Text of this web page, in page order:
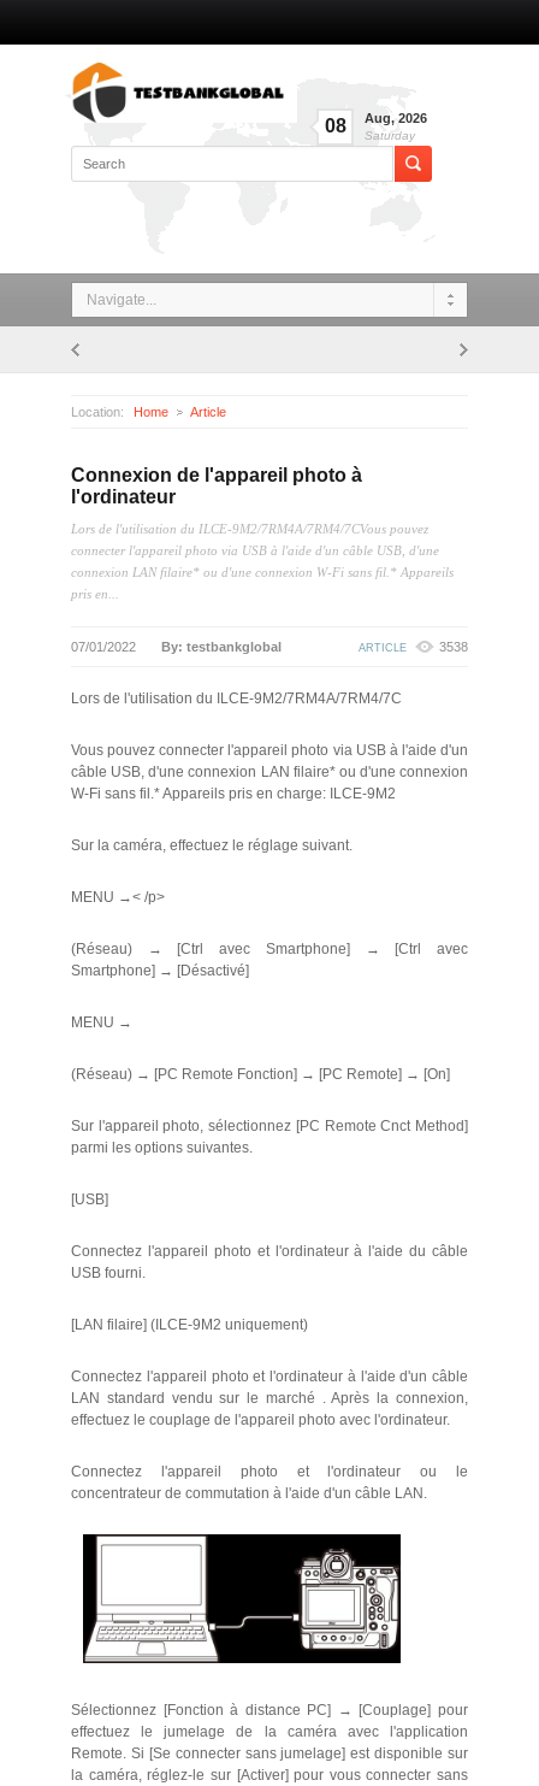
08 Aug, 2026
Saturday
Navigate...
Location: Home Article
Connexion de l'appareil photo à
l'ordinateur
Lors de l'utilisation du ILCE-9M2/7RM4A/7RM4/7CVous pouvez
connecter l'appareil photo via USB à l'aide d'un câble USB, d'une
connexion LAN filaire* ou d'une connexion W-Fi sans fil.* Appareils
pris en...
07/01/2022 By: testbankglobal ARTICLE 3538
Lors de l'utilisation du ILCE-9M2/7RM4A/7RM4/7C
Vous pouvez connecter l'appareil photo via USB à l'aide d'un
câble USB, d'une connexion LAN filaire* ou d'une connexion
W-Fi sans fil.* Appareils pris en charge: ILCE-9M2
Sur la caméra, effectuez le réglage suivant.
MENU →< /p>
(Réseau) → [Ctrl avec Smartphone] → [Ctrl avec
Smartphone] → [Désactivé]
MENU →
(Réseau) → [PC Remote Fonction] → [PC Remote] → [On]
Sur l'appareil photo, sélectionnez [PC Remote Cnct Method]
parmi les options suivantes.
[USB]
Connectez l'appareil photo et l'ordinateur à l'aide du câble
USB fourni.
[LAN filaire] (ILCE-9M2 uniquement)
Connectez l'appareil photo et l'ordinateur à l'aide d'un câble
LAN standard vendu sur le marché . Après la connexion,
effectuez le couplage de l'appareil photo avec l'ordinateur.
Connectez l'appareil photo et l'ordinateur ou le
concentrateur de commutation à l'aide d'un câble LAN.
Sélectionnez [Fonction à distance PC] → [Couplage] pour
effectuez le jumelage de la caméra avec l'application
Remote. Si [Se connecter sans jumelage] est disponible sur
la caméra, réglez-le sur [Activer] pour vous connecter sans